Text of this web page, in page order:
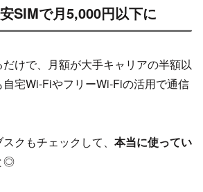
SIMで月5,000円以下に
けで、月額が大手キャリアの半額以
宅Wi-FiやフリーWi-Fiの活用で通信
クもチェックして、 本当に使ってい
◎